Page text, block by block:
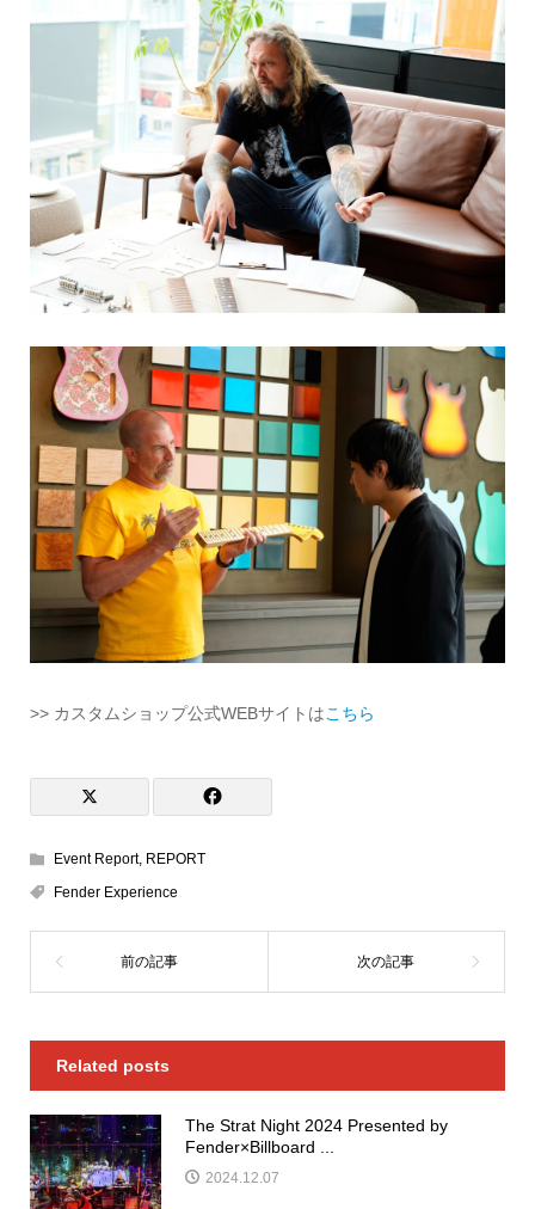
>> カスタムショップ公式WEBサイトはこちら
Event Report, REPORT
Fender Experience
Related posts
The Strat Night 2024 Presented by
Fender×Billboard ...
2024.12.07